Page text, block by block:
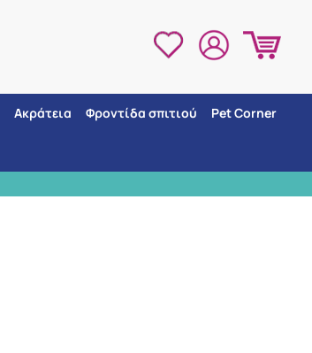
Ακράτεια Φροντίδα σπιτιού Pet Corner